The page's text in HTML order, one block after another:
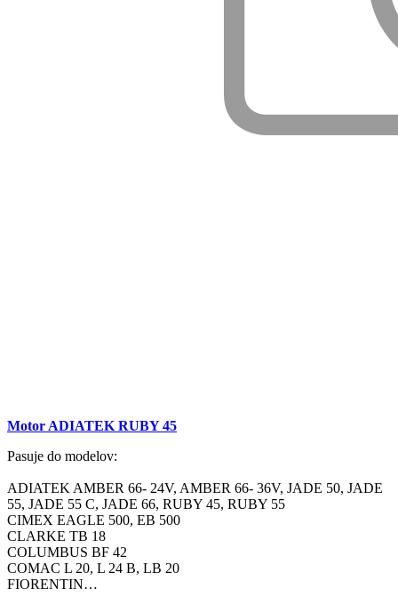
Motor ADIATEK RUBY 45
Pasuje do modelov:
ADIATEK AMBER 66- 24V, AMBER 66- 36V, JADE 50, JADE
55, JADE 55 C, JADE 66, RUBY 45, RUBY 55
CIMEX EAGLE 500, EB 500
CLARKE TB 18
COLUMBUS BF 42
COMAC L 20, L 24 B, LB 20
FIORENTIN…